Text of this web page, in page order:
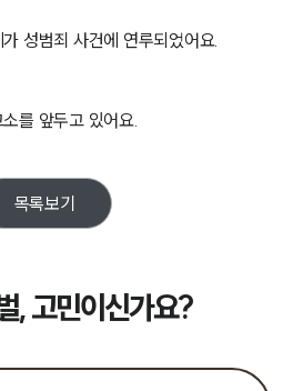
소식/자료
공지사항
률 블로그
법률서식
세미나
성범죄 사건에 연루되었어요.
를 앞두고 있어요.
목록보기
, 고민이신가요?